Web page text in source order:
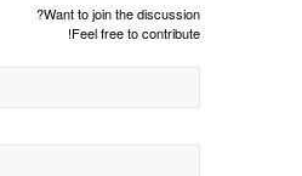
Want to join the discussion?
Feel free to contribute!